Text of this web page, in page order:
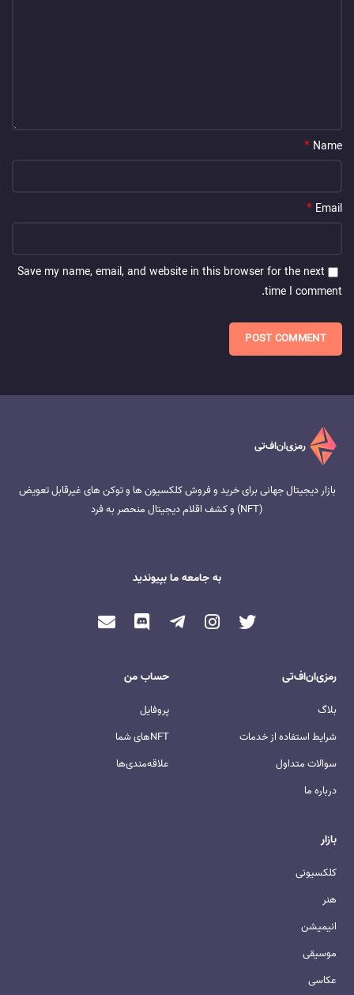
Name
*
Email
*
Save my name, email, and website in this browser for the next
time I comment.
بازار دیجیتال جهانی برای خرید و فروش کلکسیون ها و توکن های غیرقابل تعویض
(NFT) و کشف اقلام دیجیتال منحصر به فرد
به جامعه ما بپیوندید
رمزی‌ان‌اف‌‌تی
بلاگ
شرایط استفاده از خدمات
سوالات متداول
درباره ما
حساب من
پروفایل
NFTهای شما
علاقه‌مندی‌ها
بازار
کلکسیونی
هنر
انیمیشن
موسیقی
عکاسی